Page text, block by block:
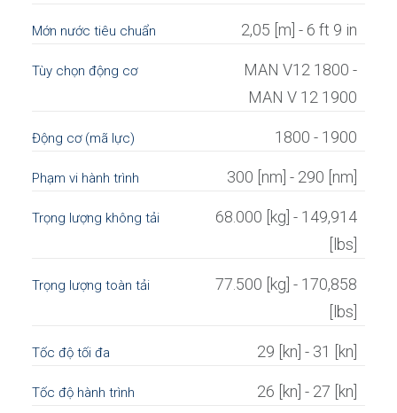
Mớn nước tiêu chuẩn 2,05 [m] - 6 ft 9 in
Tùy chọn động cơ
MAN V12 1800 -
MAN V 12 1900
Động cơ (mã lực) 1800 - 1900
Phạm vi hành trình 300 [nm] - 290 [nm]
Trọng lượng không tải
68.000 [kg] - 149,914
[lbs]
Trọng lượng toàn tải
77.500 [kg] - 170,858
[lbs]
Tốc độ tối đa 29 [kn] - 31 [kn]
Tốc độ hành trình 26 [kn] - 27 [kn]